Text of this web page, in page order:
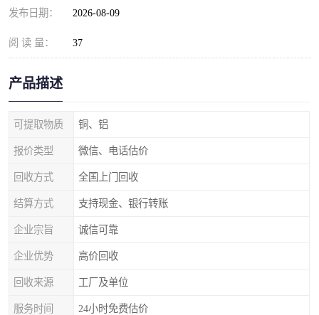
发布日期： 2026-08-09
阅 读 量： 37
产品描述
可提取物质 铜、铝
报价类型 微信、电话估价
回收方式 全国上门回收
结算方式 支持现金、银行转账
企业宗旨 诚信可靠
企业优势 高价回收
回收来源 工厂及单位
服务时间 24小时免费估价